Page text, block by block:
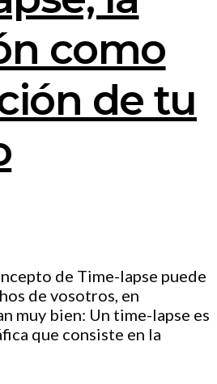
como
de tu
de Time-lapse puede
de vosotros, en
muy bien: Un time-lapse es
que consiste en la